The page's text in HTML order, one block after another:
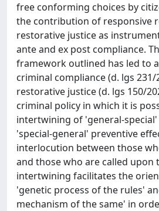
free conforming choices by
the contribution of responsive
restorative justice as
ante and ex post compliance.
framework outlined has led to
criminal compliance (d. lgs 231/
restorative justice (d. lgs 150/
criminal policy in which it is
intertwining of 'general-
'special-general' preventive
interlocution between those
and those who are called upon
intertwining facilitates the
'genetic process of the rules'
mechanism of the same' in